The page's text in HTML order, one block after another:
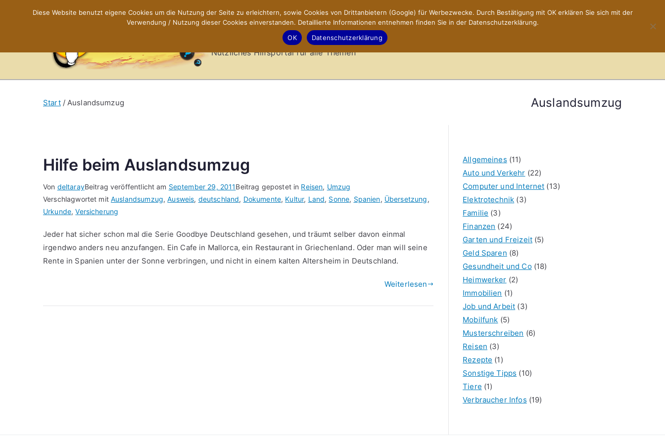
X-Sites.de – Hilfsportal
Nützliches Hilfsportal für alle Themen
Auslandsumzug
Start Auslandsumzug
Hilfe beim Auslandsumzug
Von deltarayBeitrag veröffentlicht am September 29, 2011Beitrag gepostet in Reisen, Umzug
Verschlagwortet mitAuslandsumzug,Ausweis, deutschland, Dokumente, Kultur, Land, Sonne, Spanien, Übersetzung,
Urkunde,Versicherung
Jeder hat sicher schon mal die Serie Goodbye Deutschland gesehen, und träumt selber davon einmal
irgendwo anders neu anzufangen. Ein Cafe in Mallorca, ein Restaurant in Griechenland. Oder man will seine
Rente in Spanien unter der Sonne verbringen, und nicht in einem kalten Altersheim in Deutschland.
Weiterlesen
Allgemeines (11)
Auto und Verkehr (22)
Computer und Internet (13)
Elektrotechnik (3)
Familie (3)
Finanzen (24)
Garten und Freizeit(5)
Geld Sparen (8)
Gesundheit und Co(18)
Heimwerker (2)
Immobilien (1)
Job und Arbeit (3)
Mobilfunk (5)
Musterschreiben (6)
Reisen (3)
Rezepte (1)
Sonstige Tipps (10)
Tiere (1)
Verbraucher Infos (19)
Diese Website benutzt eigene Cookies um die Nutzung der Seite zu erleichtern, sowie Cookies von Drittanbietern (Google) für Werbezwecke. Durch Bestätigung mit OK erklären Sie sich mit der
Verwendung / Nutzung dieser Cookies einverstanden. Detaillierte Informationen entnehmen finden Sie in der Datenschutzerklärung.
OK
Datenschutzerklärung